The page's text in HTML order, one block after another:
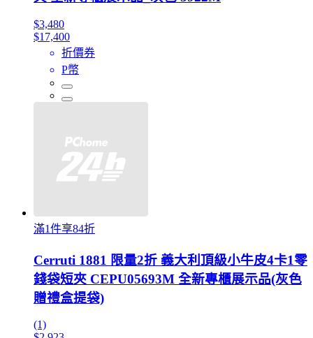
$3,480
$17,400
折價券
P幣
滿1件享84折
Cerruti 1881 限量2折 義大利頂級小牛皮4卡1零
錢袋短夾 CEPU05693M 全新專櫃展示品(灰色
贈禮盒提袋)
(1)